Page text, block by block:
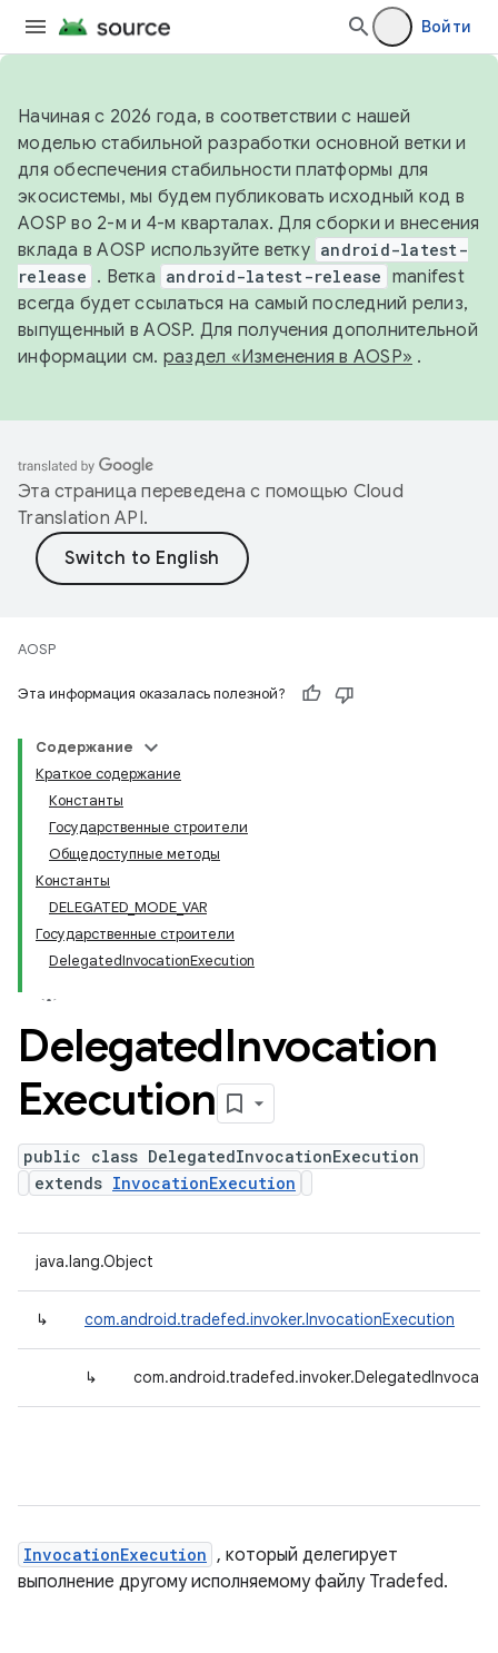
Войти
Начиная с 2026 года, в соответствии с нашей
моделью стабильной разработки основной ветки и
для обеспечения стабильности платформы для
экосистемы, мы будем публиковать исходный код в
AOSP во 2-м и 4-м кварталах. Для сборки и внесения
вклада в AOSP используйте ветку android-latest-
release . Ветка android-latest-release manifest
всегда будет ссылаться на самый последний релиз,
выпущенный в AOSP. Для получения дополнительной
информации см. раздел «Изменения в AOSP» .
Эта страница переведена с помощью Cloud
Translation API.
AOSP
Эта информация оказалась полезной?
Содержание
Краткое содержание
Константы
Государственные строители
Общедоступные методы
Константы
DELEGATED_MODE_VAR
Государственные строители
DelegatedInvocationExecution
DelegatedInvocation
Execution
public class DelegatedInvocationExecution
extends InvocationExecution
java.lang.Object
↳ com.android.tradefed.invoker.InvocationExecution
↳
InvocationExecution , который делегирует
выполнение другому исполняемому файлу Tradefed.